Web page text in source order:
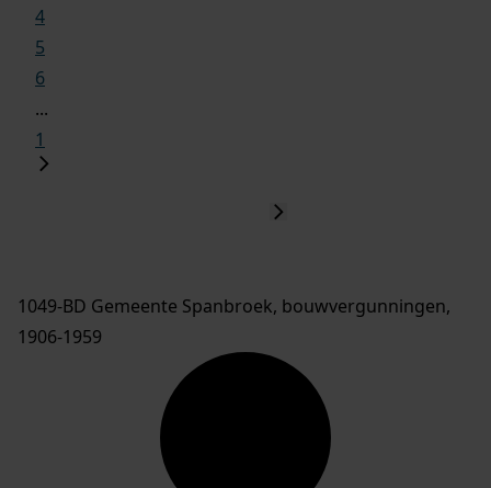
4
5
6
...
1
1049-BD Gemeente Spanbroek, bouwvergunningen,
1906-1959